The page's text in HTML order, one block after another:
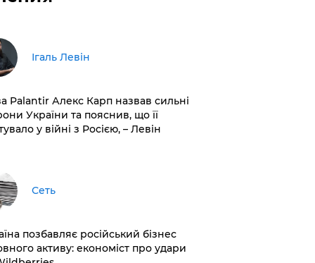
Ігаль Левін
Palantir Алекс Карп назвав сильні
України та пояснив, що її
у війні з Росією, – Левін
Сеть
позбавляє російський бізнес
активу: економіст про удари